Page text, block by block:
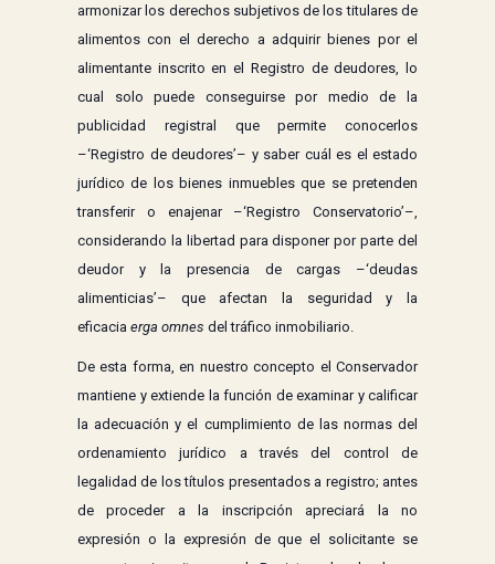
armonizar los derechos subjetivos de los titulares de
alimentos con el derecho a adquirir bienes por el
alimentante inscrito en el Registro de deudores, lo
cual solo puede conseguirse por medio de la
publicidad registral que permite conocerlos
–‘Registro de deudores’– y saber cuál es el estado
jurídico de los bienes inmuebles que se pretenden
transferir o enajenar –‘Registro Conservatorio’–,
considerando la libertad para disponer por parte del
deudor y la presencia de cargas –‘deudas
alimenticias’– que afectan la seguridad y la
eficacia erga omnes del tráfico inmobiliario.
De esta forma, en nuestro concepto el Conservador
mantiene y extiende la función de examinar y calificar
la adecuación y el cumplimiento de las normas del
ordenamiento jurídico a través del control de
legalidad de los títulos presentados a registro; antes
de proceder a la inscripción apreciará la no
expresión o la expresión de que el solicitante se